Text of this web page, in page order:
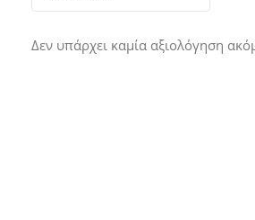
Δεν υπάρχει καμία αξιολόγηση